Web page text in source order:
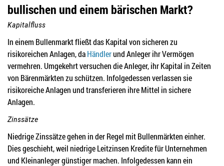
bullischen und einem bärischen Markt?
Kapitalfluss
In einem Bullenmarkt fließt das Kapital von sicheren zu
risikoreichen Anlagen, daHändlerund Anleger ihr Vermögen
vermehren. Umgekehrt versuchen die Anleger, ihr Kapital in Zeiten
von Bärenmärkten zu schützen. Infolgedessen verlassen sie
risikoreiche Anlagen und transferieren ihre Mittel in sichere
Anlagen.
Zinssätze
Niedrige Zinssätze gehen in der Regel mit Bullenmärkten einher.
Dies geschieht, weil niedrige Leitzinsen Kredite für Unternehmen
und Kleinanleger günstiger machen. Infolgedessen kann ein